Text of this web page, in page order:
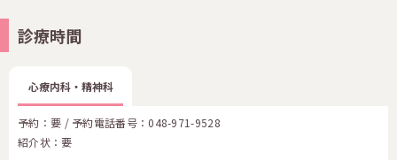
診療時間
心療内科・精神科
予約：要 / 予約電話番号： 048-971-9528
紹介状：要